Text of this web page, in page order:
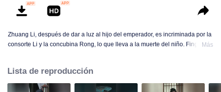
Zhuang Li, después de dar a luz al hijo del emperador, es incriminada por la
consorte Li y la concubina Rong, lo que lleva a la muerte del niño. Fingiendo
descubrir que la emperatriz es la verdadera culpable, toma represalias
astutamente, lo que lleva a la caída de la emperatriz. Zhuang Li finalmente
Más
Lista de reproducción